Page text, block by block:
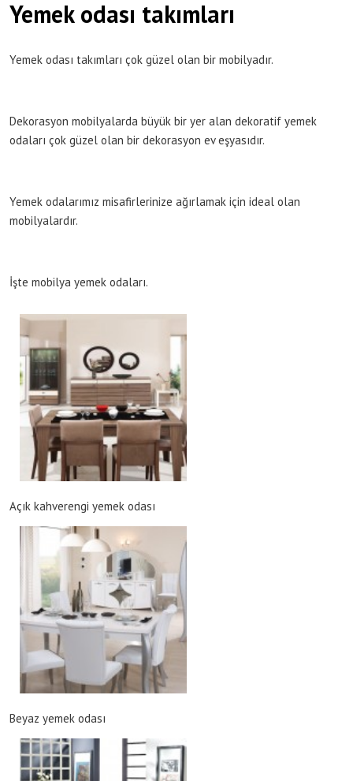
Yemek odası takımları
Yemek odası takımları çok güzel olan bir mobilyadır.
Dekorasyon mobilyalarda büyük bir yer alan dekoratif yemek
odaları çok güzel olan bir dekorasyon ev eşyasıdır.
Yemek odalarımız misafirlerinize ağırlamak için ideal olan
mobilyalardır.
İşte mobilya yemek odaları.
Açık kahverengi yemek odası
Beyaz yemek odası